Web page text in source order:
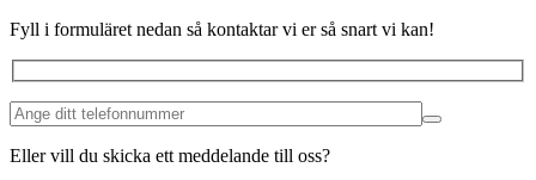
Fyll i formuläret nedan så kontaktar vi er så snart vi kan!
Eller vill du skicka ett meddelande till oss?